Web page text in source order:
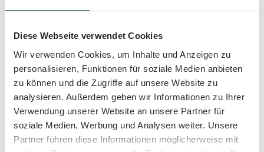
Diese Webseite verwendet Cookies
Wir verwenden Cookies, um Inhalte und Anzeigen zu
personalisieren, Funktionen für soziale Medien anbieten
zu können und die Zugriffe auf unsere Website zu
analysieren. Außerdem geben wir Informationen zu Ihrer
Verwendung unserer Website an unsere Partner für
soziale Medien, Werbung und Analysen weiter. Unsere
Partner führen diese Informationen möglicherweise mit
Veranstaltungen
Alle Veranstaltungen und Termine
rund um Sport und Wettkämpfe
im BSSB.